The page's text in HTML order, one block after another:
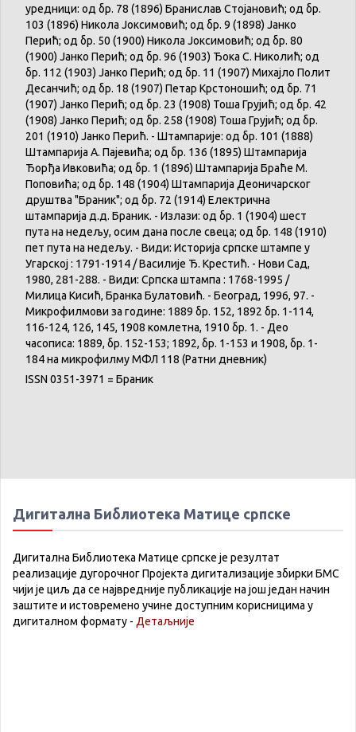
уредници: од бр. 78 (1896) Бранислав Стојановић; од бр.
103 (1896) Никола Јоксимовић; од бр. 9 (1898) Јанко
Перић; од бр. 50 (1900) Никола Јоксимовић; од бр. 80
(1900) Јанко Перић; од бр. 96 (1903) Ђока С. Николић; од
бр. 112 (1903) Јанко Перић; од бр. 11 (1907) Михајло Полит
Десанчић; од бр. 18 (1907) Петар Крстоношић; од бр. 71
(1907) Јанко Перић; од бр. 23 (1908) Тоша Грујић; од бр. 42
(1908) Јанко Перић; од бр. 258 (1908) Тоша Грујић; од бр.
201 (1910) Јанко Перић. - Штампарије: од бр. 101 (1888)
Штампарија А. Пајевића; од бр. 136 (1895) Штампарија
Ђорђа Ивковића; од бр. 1 (1896) Штампарија Браће М.
Поповића; од бр. 148 (1904) Штампарија Деоничарског
друштва "Браник"; од бр. 72 (1914) Електрична
штампарија д.д. Браник. - Излази: од бр. 1 (1904) шест
пута на недељу, осим дана после свеца; од бр. 148 (1910)
пет пута на недељу. - Види: Историја српске штампе у
Угарској : 1791-1914 / Василије Ђ. Крестић. - Нови Сад,
1980, 281-288. - Види: Српска штампа : 1768-1995 /
Милица Кисић, Бранка Булатовић. - Београд, 1996, 97. -
Микрофилмови за године: 1889 бр. 152, 1892 бр. 1-114,
116-124, 126, 145, 1908 комлетна, 1910 бр. 1. - Део
часописа: 1889, бр. 152-153; 1892, бр. 1-153 и 1908, бр. 1-
184 на микрофилму МФЛ 118 (Ратни дневник)
ISSN 0351-3971 = Браник
Дигитална Библиотека Матице српске
Дигитална Библиотека Матице српске је резултат
реализације дугорочног Пројекта дигитализације збирки БМС
чији је циљ да се највредније публикације на још један начин
заштите и истовремено учине доступним корисницима у
дигиталном формату - Детаљније